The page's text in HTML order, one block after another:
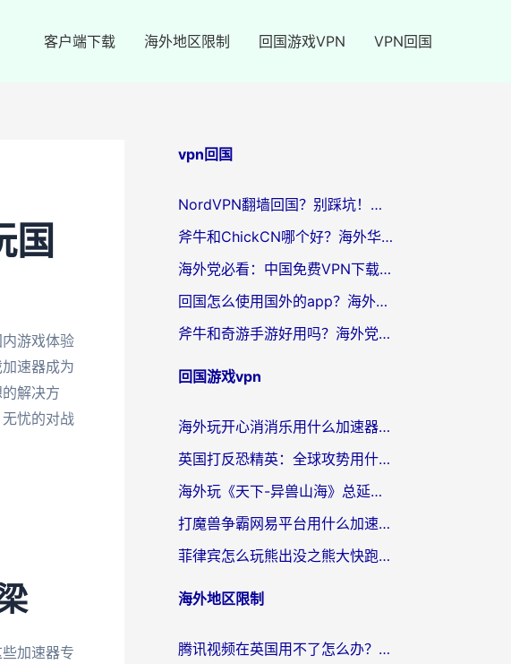
客户端下载 海外地区限制 回国游戏VPN VPN回国
国
游戏体验
速器成为
解决方
忧的对战
加速器专
vpn回国
NordVPN翻墙回国？别踩坑！海外党无缝访问国内资源的真实指南
斧牛和ChickCN哪个好？海外华人亲测3款回国加速器+免费试用攻略
海外党必看：中国免费VPN下载避坑指南 + 无缝访问国内资源的终极方案
回国怎么使用国外的app？海外党必看的无缝访问国内资源全攻略
斧牛和奇游手游好用吗？海外党亲测3款回国加速器，选对才能无缝刷国内资源
回国游戏vpn
海外玩开心消消乐用什么加速器最好？2026真实体验指南，告别延迟卡顿
英国打反恐精英：全球攻势用什么加速器？2026年实测有效的国服游戏加速指南
海外玩《天下-异兽山海》总延迟？这篇延迟加速器指南帮你告别卡顿（附日本玩Sky光·遇最高警戒解决方案）
打魔兽争霸网易平台用什么加速器？海外党亲测有效的国服游戏加速指南
菲律宾怎么玩熊出没之熊大快跑？海外党国服游戏加速终极攻略（附3款热门游戏实测）
海外地区限制
腾讯视频在英国用不了怎么办？留学生亲测有效的回国加速器指南